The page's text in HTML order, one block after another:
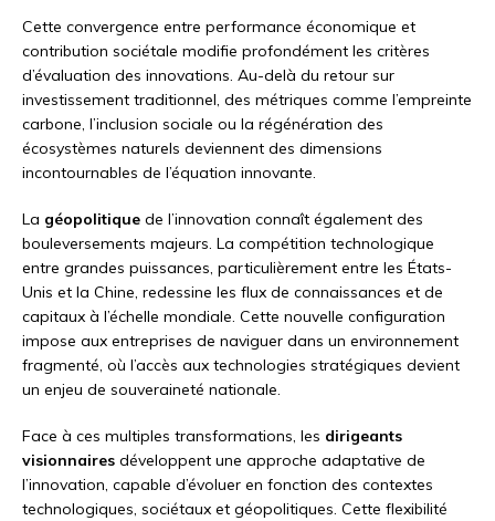
Cette convergence entre performance économique et
contribution sociétale modifie profondément les critères
d’évaluation des innovations. Au-delà du retour sur
investissement traditionnel, des métriques comme l’empreinte
carbone, l’inclusion sociale ou la régénération des
écosystèmes naturels deviennent des dimensions
incontournables de l’équation innovante.
La géopolitique de l’innovation connaît également des
bouleversements majeurs. La compétition technologique
entre grandes puissances, particulièrement entre les États-
Unis et la Chine, redessine les flux de connaissances et de
capitaux à l’échelle mondiale. Cette nouvelle configuration
impose aux entreprises de naviguer dans un environnement
fragmenté, où l’accès aux technologies stratégiques devient
un enjeu de souveraineté nationale.
Face à ces multiples transformations, les dirigeants
visionnaires développent une approche adaptative de
l’innovation, capable d’évoluer en fonction des contextes
technologiques, sociétaux et géopolitiques. Cette flexibilité